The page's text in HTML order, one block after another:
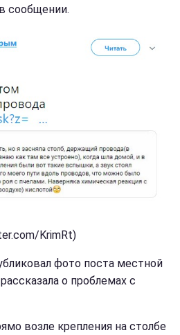
сообщении.
KrimRt)
фото поста местной
о проблемах с
возле крепления на столбе